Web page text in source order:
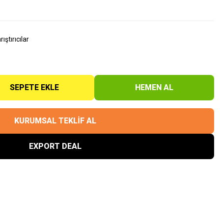
SEPETE EKLE HEMEN AL
KURUMSAL TEKLİF AL
EXPORT DEAL